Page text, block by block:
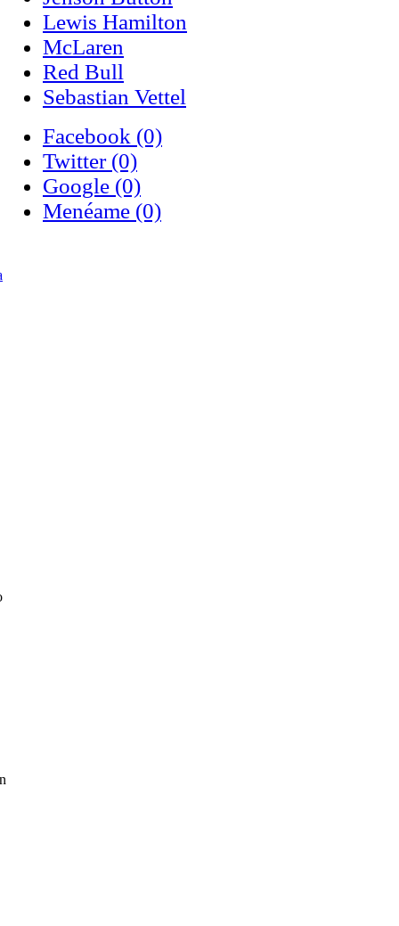
Lewis Hamilton
McLaren
Red Bull
Sebastian Vettel
Facebook (0)
Twitter (0)
Google (0)
Menéame (0)